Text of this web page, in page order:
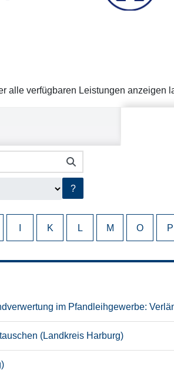
alle verfügbaren Leistungen anzeigen
?
K L M O P
im Pfandleihgewerbe:
(Landkreis Harburg)